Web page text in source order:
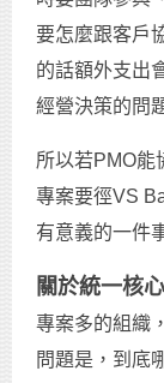
要怎麼跟客戶
的話額外支出
經營決策的問
所以若PMO能
專案要徑VS
有意義的一件
關於統一核
專案多的組織
問題是，到底